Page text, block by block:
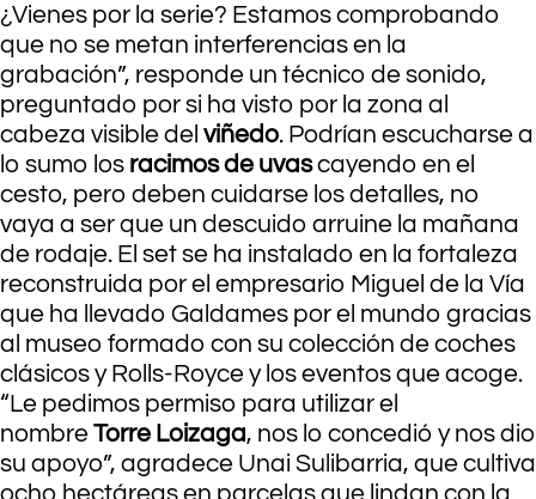
¿Vienes por la serie? Estamos comprobando
que no se metan interferencias en la
grabación”, responde un técnico de sonido,
preguntado por si ha visto por la zona al
cabeza visible del viñedo. Podrían escucharse a
lo sumo los racimos de uvascayendo en el
cesto, pero deben cuidarse los detalles, no
vaya a ser que un descuido arruine la mañana
de rodaje. El set se ha instalado en la fortaleza
reconstruida por el empresario Miguel de la Vía
que ha llevado Galdames por el mundo gracias
al museo formado con su colección de coches
clásicos y Rolls-Royce y los eventos que acoge.
“Le pedimos permiso para utilizar el
nombreTorre Loizaga, nos lo concedió y nos dio
su apoyo”, agradece Unai Sulibarria, que cultiva
ocho hectáreas en parcelas que lindan con la